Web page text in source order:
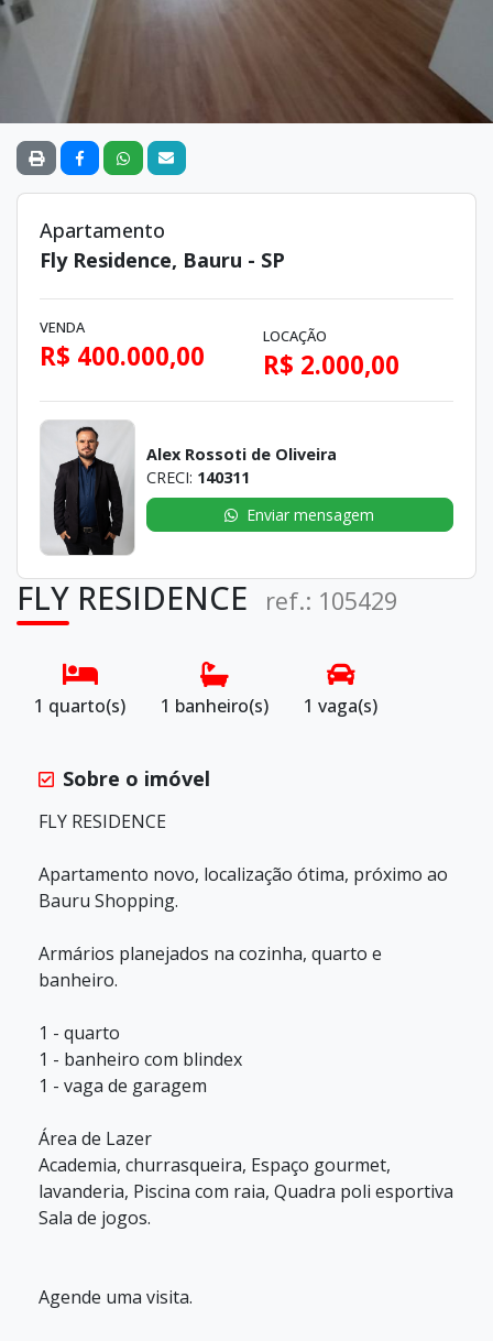
Apartamento
Fly Residence, Bauru - SP
VENDA
R$ 400.000,00
LOCAÇÃO
R$ 2.000,00
Alex Rossoti de Oliveira
CRECI: 140311
Enviar mensagem
FLY RESIDENCE ref.: 105429
1 quarto(s) 1 banheiro(s) 1 vaga(s)
Sobre o imóvel
FLY RESIDENCE
Apartamento novo, localização ótima, próximo ao
Bauru Shopping.
Armários planejados na cozinha, quarto e
banheiro.
1 - quarto
1 - banheiro com blindex
1 - vaga de garagem
Área de Lazer
Academia, churrasqueira, Espaço gourmet,
lavanderia, Piscina com raia, Quadra poli esportiva
Sala de jogos.
Agende uma visita.